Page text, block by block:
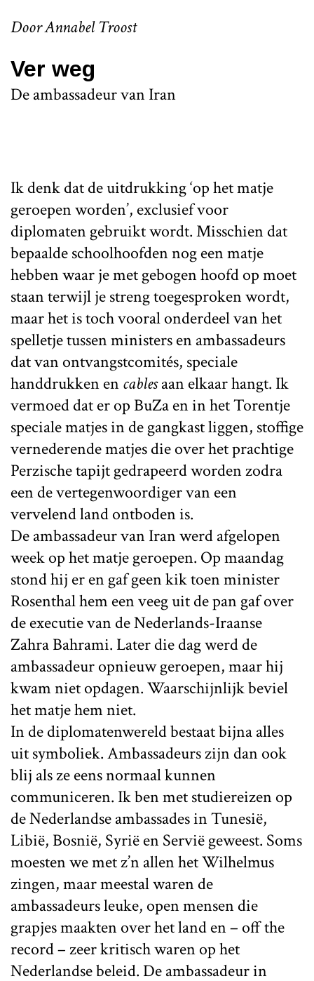
Door Annabel Troost
Ver weg
De ambassadeur van Iran
Ik denk dat de uitdrukking ‘op het matje
geroepen worden’, exclusief voor
diplomaten gebruikt wordt. Misschien dat
bepaalde schoolhoofden nog een matje
hebben waar je met gebogen hoofd op moet
staan terwijl je streng toegesproken wordt,
maar het is toch vooral onderdeel van het
spelletje tussen ministers en ambassadeurs
dat van ontvangstcomités, speciale
handdrukken encablesaan elkaar hangt. Ik
vermoed dat er op BuZa en in het Torentje
speciale matjes in de gangkast liggen, stoffige
vernederende matjes die over het prachtige
Perzische tapijt gedrapeerd worden zodra
een de vertegenwoordiger van een
vervelend land ontboden is.
De ambassadeur van Iran werd afgelopen
week op het matje geroepen. Op maandag
stond hij er en gaf geen kik toen minister
Rosenthal hem een veeg uit de pan gaf over
de executie van de Nederlands-Iraanse
Zahra Bahrami. Later die dag werd de
ambassadeur opnieuw geroepen, maar hij
kwam niet opdagen. Waarschijnlijk beviel
het matje hem niet.
In de diplomatenwereld bestaat bijna alles
uit symboliek. Ambassadeurs zijn dan ook
blij als ze eens normaal kunnen
communiceren. Ik ben met studiereizen op
de Nederlandse ambassades in Tunesië,
Libië, Bosnië, Syrië en Servië geweest. Soms
moesten we met z’n allen het Wilhelmus
zingen, maar meestal waren de
ambassadeurs leuke, open mensen die
grapjes maakten over het land en – off the
record – zeer kritisch waren op het
Nederlandse beleid. De ambassadeur in